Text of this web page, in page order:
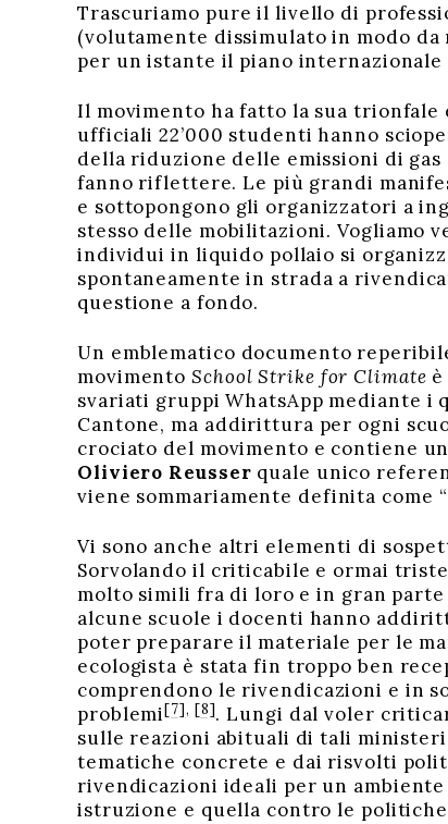
Trascuriamo pure il livello di
(volutamente dissimulato in modo
per un istante il piano
Il movimento ha fatto la sua trionfale
ufficiali 22’000 studenti hanno
della riduzione delle emissioni di
fanno riflettere. Le più grandi
e sottopongono gli organizzatori a
stesso delle mobilitazioni. Vogliamo
individui in liquido pollaio si
spontaneamente in strada a
questione a fondo.
Un emblematico documento
movimentoSchool Strike for Climate
svariati gruppi WhatsApp mediante
Cantone, ma addirittura per ogni
crociato del movimento e contiene
Oliviero Reusser quale unico
viene sommariamente definita come “
Vi sono anche altri elementi di
Sorvolando il criticabile e ormai
molto simili fra di loro e in gran
alcune scuole i docenti hanno
poter preparare il materiale per le
ecologista è stata fin troppo ben
comprendono le rivendicazioni e in
problemi[7], [8]. Lungi dal voler
sulle reazioni abituali di tali ministeri
tematiche concrete e dai risvolti
rivendicazioni ideali per un
istruzione e quella contro le